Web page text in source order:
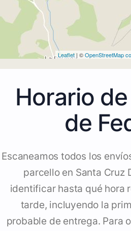
Leaflet | ©OpenStreetMap
Horario
de
Escaneamos todos los
parcello en Santa Cruz
identificar hasta qué hora
tarde, incluyendo la
probable de entrega. Para